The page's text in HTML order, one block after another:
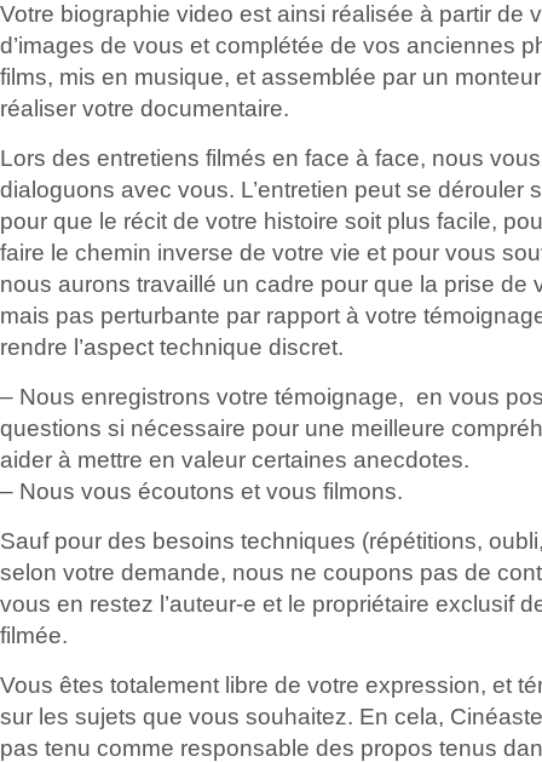
Votre biographie video est ainsi réalisée à partir de
d’images de vous et complétée de vos anciennes
films, mis en musique, et assemblée par un
réaliser votre documentaire.
Lors des entretiens filmés en face à face, nous
dialoguons avec vous. L’entretien peut se dérouler
pour que le récit de votre histoire soit plus facile,
faire le chemin inverse de votre vie et pour vous
nous aurons travaillé un cadre pour que la prise de
mais pas perturbante par rapport à votre
rendre l’aspect technique discret.
– Nous enregistrons votre témoignage, en vous
questions si nécessaire pour une meilleure
aider à mettre en valeur certaines anecdotes.
– Nous vous écoutons et vous filmons.
Sauf pour des besoins techniques (répétitions,
selon votre demande, nous ne coupons pas de
vous en restez l’auteur-e et le propriétaire exclusif
filmée.
Vous êtes totalement libre de votre expression, et
sur les sujets que vous souhaitez. En cela,
pas tenu comme responsable des propos tenus